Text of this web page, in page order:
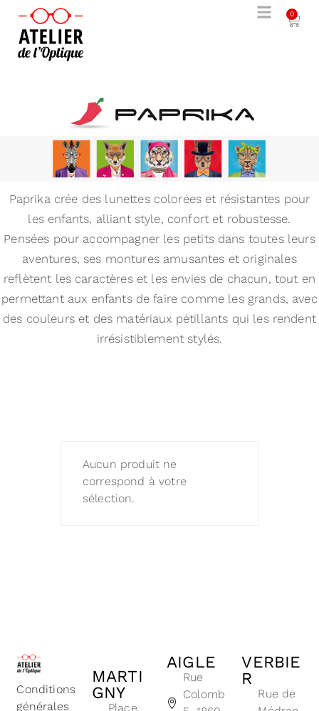
0
Paprika crée des lunettes colorées et résistantes pour
les enfants, alliant style, confort et robustesse.
Pensées pour accompagner les petits dans toutes leurs
aventures, ses montures amusantes et originales
reflètent les caractères et les envies de chacun, tout en
permettant aux enfants de faire comme les grands, avec
des couleurs et des matériaux pétillants qui les rendent
irrésistiblement stylés.
Aucun produit ne
correspond à votre
sélection.
Conditions
générales
MARTI
GNY
Place
AIGLE
Rue
Colomb
VERBIE
R
Rue de